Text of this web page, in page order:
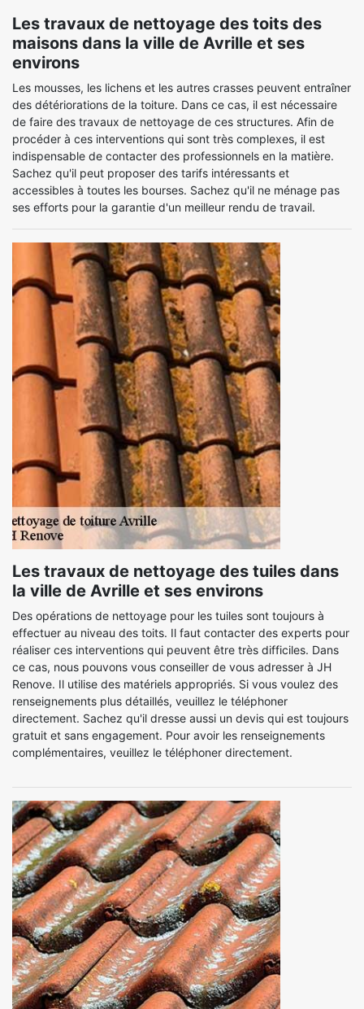
Les travaux de nettoyage des toits des
maisons dans la ville de Avrille et ses
environs
Les mousses, les lichens et les autres crasses peuvent entraîner
des détériorations de la toiture. Dans ce cas, il est nécessaire
de faire des travaux de nettoyage de ces structures. Afin de
procéder à ces interventions qui sont très complexes, il est
indispensable de contacter des professionnels en la matière.
Sachez qu'il peut proposer des tarifs intéressants et
accessibles à toutes les bourses. Sachez qu'il ne ménage pas
ses efforts pour la garantie d'un meilleur rendu de travail.
Les travaux de nettoyage des tuiles dans
la ville de Avrille et ses environs
Des opérations de nettoyage pour les tuiles sont toujours à
effectuer au niveau des toits. Il faut contacter des experts pour
réaliser ces interventions qui peuvent être très difficiles. Dans
ce cas, nous pouvons vous conseiller de vous adresser à JH
Renove. Il utilise des matériels appropriés. Si vous voulez des
renseignements plus détaillés, veuillez le téléphoner
directement. Sachez qu'il dresse aussi un devis qui est toujours
gratuit et sans engagement. Pour avoir les renseignements
complémentaires, veuillez le téléphoner directement.